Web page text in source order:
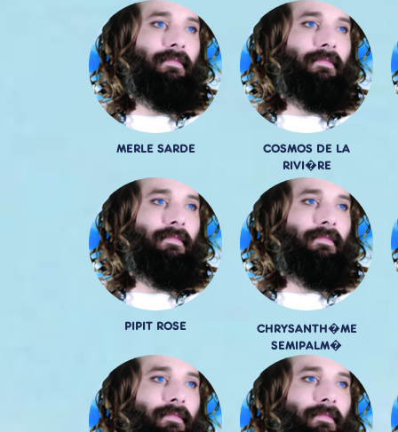
MERLE SARDE
COSMOS DE LA
RIVI�RE
PIPIT ROSE
CHRYSANTH�ME
SEMIPALM�